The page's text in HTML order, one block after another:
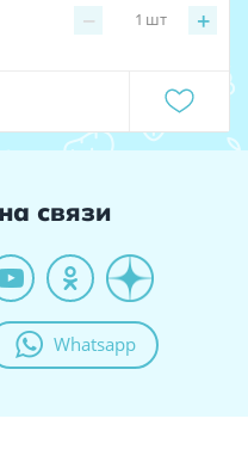
− +
1 шт
связи
Whatsapp